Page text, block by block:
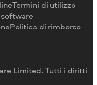
Limited. Tutti i diritti
Termini di utilizzo
Politica di rimborso